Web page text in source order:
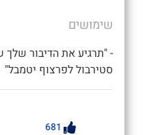
שימושים
- "תרגיע את הדיבור
סטירבול לפרצוף יטמבל"
681